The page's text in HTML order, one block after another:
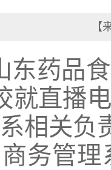
【
东药品
就直播
相关负
务管